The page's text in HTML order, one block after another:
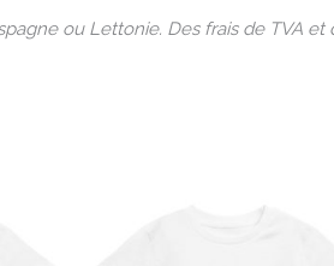
ou Lettonie. Des frais de TVA et